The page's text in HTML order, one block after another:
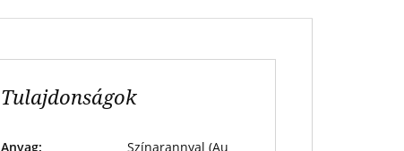
Tulajdonságok
Anyag:
Színarannyal (Au